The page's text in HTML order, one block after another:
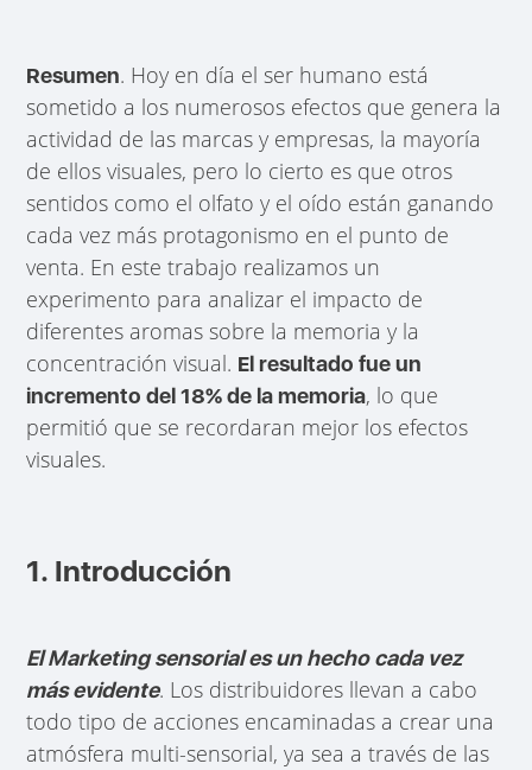
Resumen. Hoy en día el ser humano está
sometido a los numerosos efectos que genera la
actividad de las marcas y empresas, la mayoría
de ellos visuales, pero lo cierto es que otros
sentidos como el olfato y el oído están ganando
cada vez más protagonismo en el punto de
venta. En este trabajo realizamos un
experimento para analizar el impacto de
diferentes aromas sobre la memoria y la
concentración visual. El resultado fue un
incremento del 18% de la memoria, lo que
permitió que se recordaran mejor los efectos
visuales.
1. Introducción
El Marketing sensorial es un hecho cada vez
más evidente. Los distribuidores llevan a cabo
todo tipo de acciones encaminadas a crear una
atmósfera multi-sensorial, ya sea a través de las